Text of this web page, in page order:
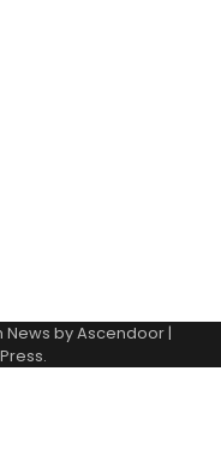
News byAscendoor|
.